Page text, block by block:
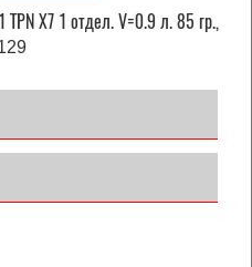
X7 1 отдел. V=0.9 л. 85 гр.,